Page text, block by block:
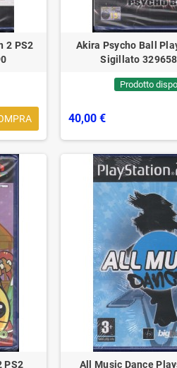
musicisti e cantanti che
ci hanno lasciato,
il cui impatto e la cui...
2 PS2
Akira Psycho Ball
Sigillato
Prodotto
40,00 €
PS2
All Music Dance